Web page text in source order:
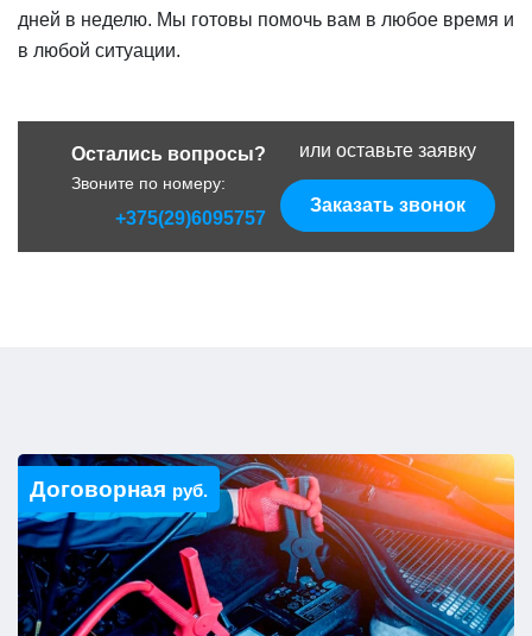
дней в неделю. Мы готовы помочь вам в любое время и
в любой ситуации.
Остались вопросы?
Звоните по номеру:
+375(29)6095757
или оставьте заявку
Заказать звонок
Договорная руб.